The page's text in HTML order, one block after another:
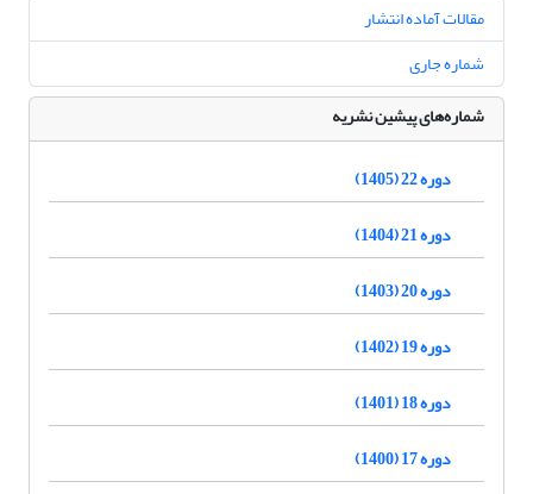
مقالات آماده انتشار
شماره جاری
شماره‌های پیشین نشریه
دوره 22 (1405)
دوره 21 (1404)
دوره 20 (1403)
دوره 19 (1402)
دوره 18 (1401)
دوره 17 (1400)